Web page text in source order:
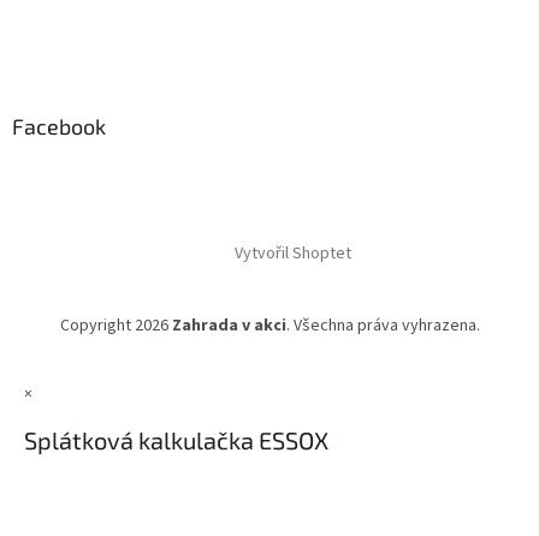
Facebook
Vytvořil Shoptet
Copyright 2026 Zahrada v akci. Všechna práva vyhrazena.
×
Splátková kalkulačka ESSOX